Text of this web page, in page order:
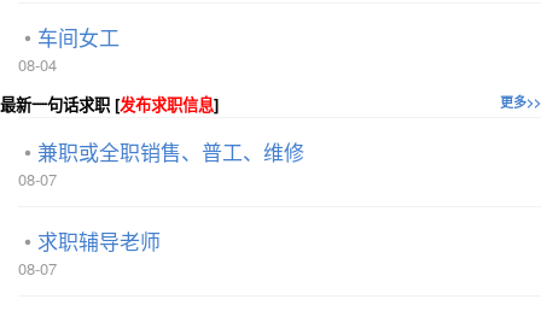
车间女工
08-04
更多>>
最新一句话求职 [发布求职信息]
兼职或全职销售、普工、维修
08-07
求职辅导老师
08-07